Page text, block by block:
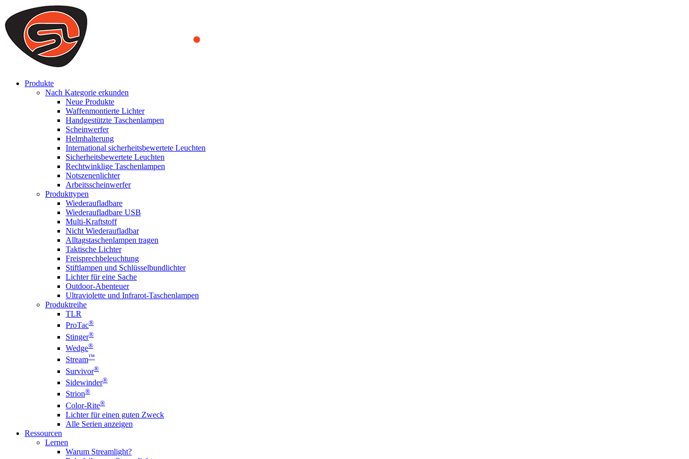
We use cookies to ensure that we provide you the best experience on our website. By continuing to browse this website, you accept that cookies are used to help us analyze how the website is used and to offer
you a better experience. To learn more or to find out how you can disable cookies, you can access our
ACCEPT AND CLOSE
Produkte
Nach Kategorie erkunden
Neue Produkte
Waffenmontierte Lichter
Handgestützte Taschenlampen
Scheinwerfer
Helmhalterung
International sicherheitsbewertete Leuchten
Sicherheitsbewertete Leuchten
Rechtwinklige Taschenlampen
Notszenenlichter
Arbeitsscheinwerfer
Produkttypen
Wiederaufladbare
Wiederaufladbare USB
Multi-Kraftstoff
Nicht Wiederaufladbar
Alltagstaschenlampen tragen
Taktische Lichter
Freisprechbeleuchtung
Stiftlampen und Schlüsselbundlichter
Lichter für eine Sache
Outdoor-Abenteuer
Ultraviolette und Infrarot-Taschenlampen
Produktreihe
TLR
ProTac®
Stinger®
Wedge®
Stream™
Survivor®
Sidewinder®
Strion®
Color-Rite®
Lichter für einen guten Zweck
Alle Serien anzeigen
Ressourcen
Lernen
Warum Streamlight?